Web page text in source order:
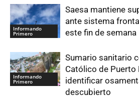
Informando
Primero
Saesa mantiene
ante sistema
este fin de semana
Informando
Primero
Sumario sanitario
Católico de
identificar
descubierto